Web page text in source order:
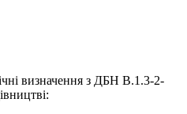
визначення з ДБН В.1.3-2-